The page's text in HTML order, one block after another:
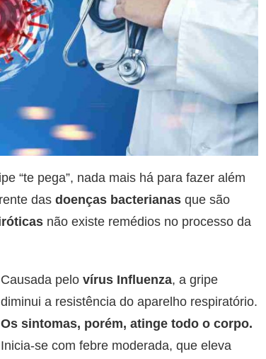
“te pega”, nada mais há para fazer além
das doenças bacterianas que são
não existe remédios no processo da
Causada pelo vírus Influenza, a gripe
diminui a resistência do aparelho respiratório.
Os sintomas, porém, atinge todo o corpo.
Inicia-se com febre moderada, que eleva